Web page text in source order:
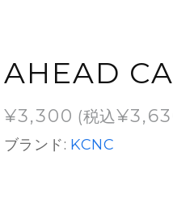
AHEAD
¥3,300 (税込¥
ブランド: KCNC